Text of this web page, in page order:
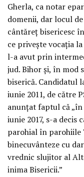
Gherla, ca notar
domenii, dar locul
cântăreț bisericesc
ce privește vocația
l-a avut prin
jud. Bihor și, în mod
biserică. Candidatul
iunie 2011, de către
anunțat faptul că
iunie 2017, s-a
parohial în parohiile
binecuvânteze cu
vrednic slujitor al
inima Bisericii.”